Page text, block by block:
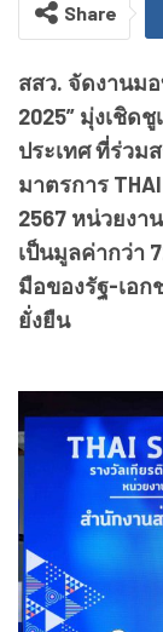
Share
สสว. จัดงานมอ
2025” มุ่งเชิด
ประเทศ ที่ร่วม
มาตรการ
2567 หน่วยงา
เป็นมูลค่ากว่า
มือของรัฐ-เอก
ยั่งยืน